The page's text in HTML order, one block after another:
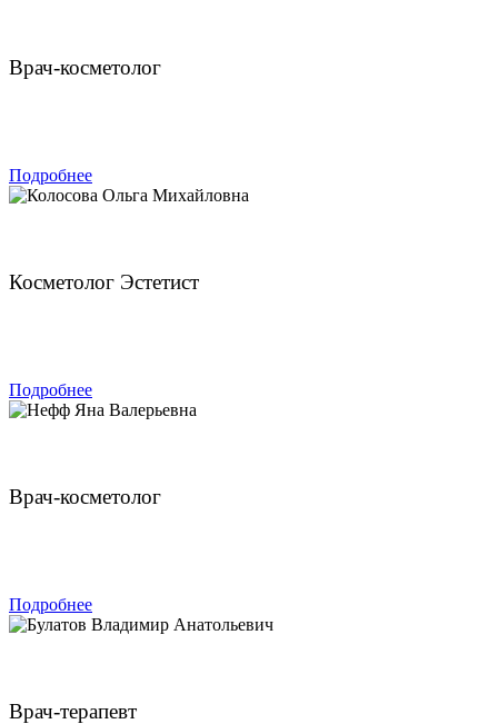
Врач-косметолог
Подробнее
Косметолог Эстетист
Подробнее
Врач-косметолог
Подробнее
Врач-терапевт